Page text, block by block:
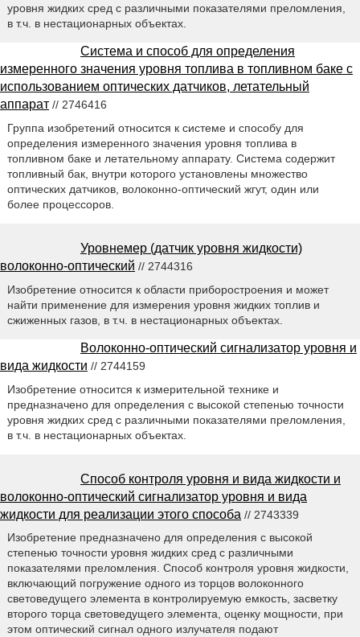
уровня жидких сред с различными показателями преломления,
в т.ч. в нестационарных объектах.
Система и способ для определения
измеренного значения уровня топлива в топливном баке с
использованием оптических датчиков, летательный
аппарат // 2746416
Группа изобретений относится к системе и способу для
определения измеренного значения уровня топлива в
топливном баке и летательному аппарату. Система содержит
топливный бак, внутри которого установлены множество
оптических датчиков, волоконно-оптический жгут, один или
более процессоров.
Уровнемер (датчик уровня жидкости)
волоконно-оптический // 2744316
Изобретение относится к области приборостроения и может
найти применение для измерения уровня жидких топлив и
сжиженных газов, в т.ч. в нестационарных объектах.
Волоконно-оптический сигнализатор уровня и
вида жидкости // 2744159
Изобретение относится к измерительной технике и
предназначено для определения с высокой степенью точности
уровня жидких сред с различными показателями преломления,
в т.ч. в нестационарных объектах.
Способ контроля уровня и вида жидкости и
волоконно-оптический сигнализатор уровня и вида
жидкости для реализации этого способа // 2743339
Изобретение предназначено для определения с высокой
степенью точности уровня жидких сред с различными
показателями преломления. Способ контроля уровня жидкости,
включающий погружение одного из торцов волоконного
световедущего элемента в контролируемую емкость, засветку
второго торца световедущего элемента, оценку мощности, при
этом оптический сигнал одного излучателя подают